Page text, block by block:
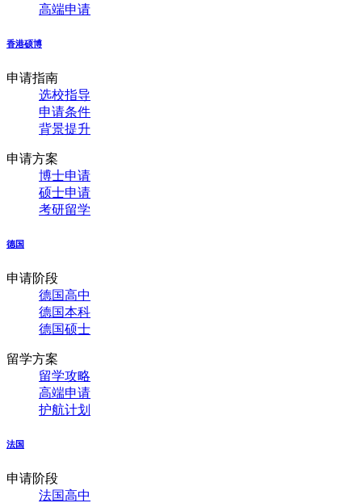
高端申请
香港硕博
申请指南
选校指导
申请条件
背景提升
申请方案
博士申请
硕士申请
考研留学
德国
申请阶段
德国高中
德国本科
德国硕士
留学方案
留学攻略
高端申请
护航计划
法国
申请阶段
法国高中